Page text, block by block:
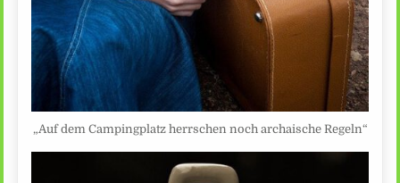
„Auf dem Campingplatz herrschen noch archaische Regeln“